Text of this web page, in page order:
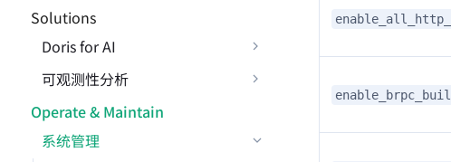
Solutions
Doris for AI
可观测性分析
Operate & Maintain
系统管理